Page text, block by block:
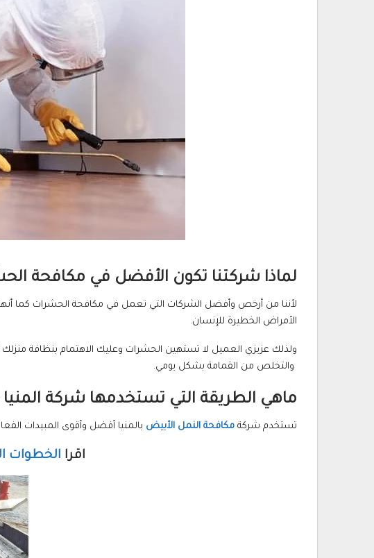
لماذا شركتنا تكون الأفضل في مكافحة
لأننا من أرخص وأفضل الشركات التي تعمل في مكافحة الحشرات كما أنها
الأمراض الخطيرة للإنسان.
ولذلك عزيزي العميل لا تستهين الحشرات وعليك الاهتمام بنظافة
والتخلص من القمامة بشكل يومي.
ماهي الطريقة التي تستخدمها شركة
تستخدم شركة مكافحة النمل الأبيض بالمنيا أفضل وأقوى المبيدات
اقرا الخطوات